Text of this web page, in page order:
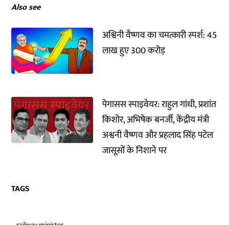
Also see
अश्विनी वैष्णव का चमत्कारी स्पर्श: 45
लाख हुए 300 करोड़
पेगासस स्पाइवेयर: राहुल गांधी, प्रशांत
किशोर, अभिषेक बनर्जी, केंद्रीय मंत्री
अश्वनी वैष्णव और प्रहलाद सिंह पटेल
जासूसों के निशाने पर
TAGS